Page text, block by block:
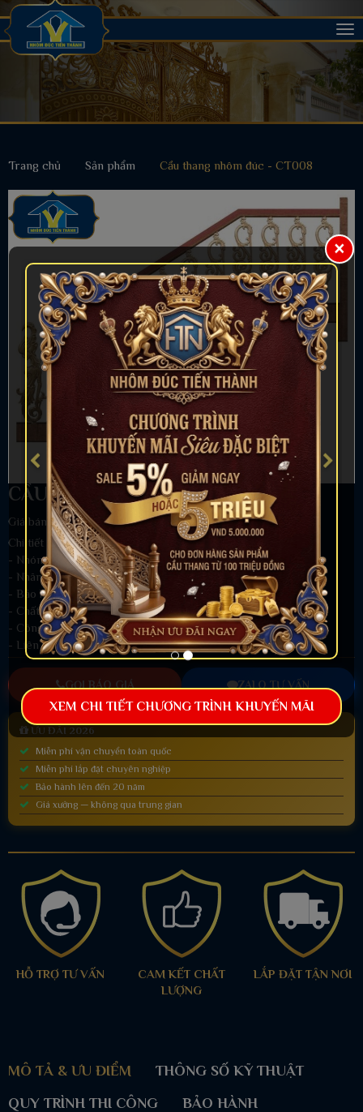
Trang chủ Sản phẩm Cầu thang nhôm đúc - CT008
CẦU THANG NHÔM ĐÚC - CT008
Giá bán:Liên hệ
Chi tiết sản phẩm
- Nhóm hàng:Cầu Thang Nhôm Đúc
- Nhãn hiệu: Nhôm đúc Tiến Thành
- Bảo hành: Chống nổ Sơn 5 năm.
- Chất liệu: Hợp kim nhôm đúc nguyên khối
- Công nghệ: Đúc chân không
- Liên hệ tư vấn 24/7:0961.581.221-0968.567.668
GỌI BÁO GIÁ ZALO TƯ VẤN
ƯU ĐÃI 2026
Miễn phí vận chuyển toàn quốc
Miễn phí lắp đặt chuyên nghiệp
Bảo hành lên đến 20 năm
Giá xưởng — không qua trung gian
HỖ TRỢ TƯ VẤN
CAM KẾT CHẤT
LƯỢNG
LẮP ĐẶT TẬN NƠI
MÔ TẢ & ƯU ĐIỂM
THÔNG SỐ KỸ THUẬT
QUY TRÌNH THI CÔNG
BẢO HÀNH
×
XEM CHI TIẾT CHƯƠNG TRÌNH KHUYẾN MÃI